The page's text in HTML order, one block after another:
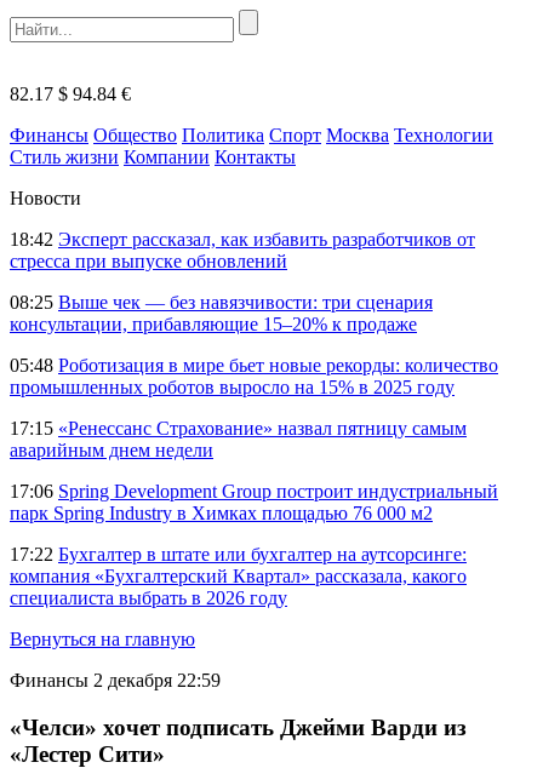
82.17 $ 94.84 €
Финансы Общество Политика Спорт Москва Технологии
Стиль жизни Компании Контакты
Новости
18:42 Эксперт рассказал, как избавить разработчиков от
стресса при выпуске обновлений
08:25 Выше чек — без навязчивости: три сценария
консультации, прибавляющие 15–20% к продаже
05:48 Роботизация в мире бьет новые рекорды: количество
промышленных роботов выросло на 15% в 2025 году
17:15 «Ренессанс Страхование» назвал пятницу самым
аварийным днем недели
17:06 Spring Development Group построит индустриальный
парк Spring Industry в Химках площадью 76 000 м2
17:22 Бухгалтер в штате или бухгалтер на аутсорсинге:
компания «Бухгалтерский Квартал» рассказала, какого
специалиста выбрать в 2026 году
Вернуться на главную
Финансы 2 декабря 22:59
«Челси» хочет подписать Джейми Варди из
«Лестер Сити»